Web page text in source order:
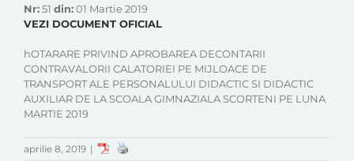
Nr:51 din:01 Martie 2019
VEZI DOCUMENT OFICIAL
hOTARARE PRIVIND APROBAREA DECONTARII
CONTRAVALORII CALATORIEI PE MIJLOACE DE
TRANSPORT ALE PERSONALULUI DIDACTIC SI DIDACTIC
AUXILIAR DE LA SCOALA GIMNAZIALA SCORTENI PE LUNA
MARTIE 2019
aprilie 8, 2019 |